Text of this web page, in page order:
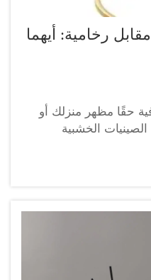
رخامية: أيهما
حقًا مظهر منزلك أو
الخشبية
بعض الأحيان لتحديد
الخاصة، وهي تناسب
الخشبية